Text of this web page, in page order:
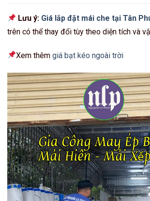
Lưu ý: Giá lắp đặt mái che tại Tân
trên có thể thay đổi tùy theo diện tích và
Xem thêmgiá bạt kéo ngoài trời